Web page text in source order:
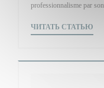
professionnalisme par
ЧИТАТЬ СТАТЬЮ